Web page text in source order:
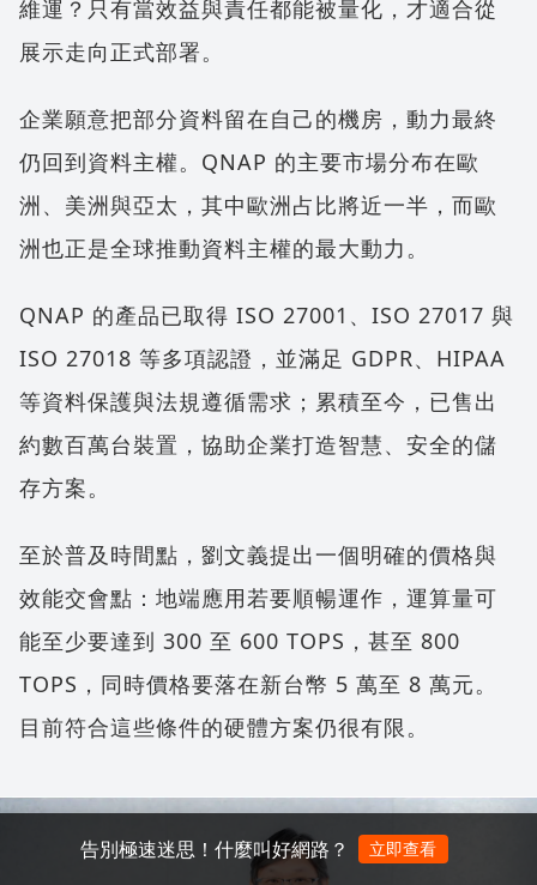
維運？只有當效益與責任都能被量化，才適合從
展示走向正式部署。
企業願意把部分資料留在自己的機房，動力最終
仍回到資料主權。QNAP 的主要市場分布在歐
洲、美洲與亞太，其中歐洲占比將近一半，而歐
洲也正是全球推動資料主權的最大動力。
QNAP 的產品已取得 ISO 27001、ISO 27017 與
ISO 27018 等多項認證，並滿足 GDPR、HIPAA
等資料保護與法規遵循需求；累積至今，已售出
約數百萬台裝置，協助企業打造智慧、安全的儲
存方案。
至於普及時間點，劉文義提出一個明確的價格與
效能交會點：地端應用若要順暢運作，運算量可
能至少要達到 300 至 600 TOPS，甚至 800
TOPS，同時價格要落在新台幣 5 萬至 8 萬元。
目前符合這些條件的硬體方案仍很有限。
告別極速迷思！什麼叫好網路？ 立即查看